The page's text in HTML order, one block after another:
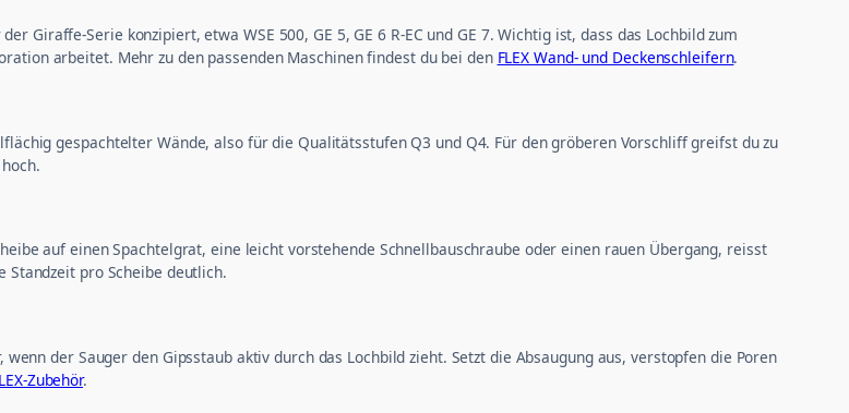
Giraffe-Serie konzipiert, etwa WSE 500, GE 5, GE 6 R-EC und GE 7. Wichtig ist, dass das Lochbild zum
arbeitet. Mehr zu den passenden Maschinen findest du bei den FLEX Wand- und Deckenschleifern.
gespachtelter Wände, also für die Qualitätsstufen Q3 und Q4. Für den gröberen Vorschliff greifst du zu
auf einen Spachtelgrat, eine leicht vorstehende Schnellbauschraube oder einen rauen Übergang, reisst
pro Scheibe deutlich.
der Sauger den Gipsstaub aktiv durch das Lochbild zieht. Setzt die Absaugung aus, verstopfen die Poren
Zubehör.